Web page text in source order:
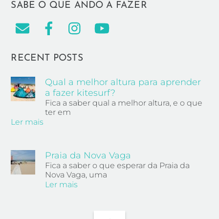
SABE O QUE ANDO A FAZER
RECENT POSTS
Qual a melhor altura para aprender
a fazer kitesurf?
Fica a saber qual a melhor altura, e o que
ter em
Ler mais
Praia da Nova Vaga
Fica a saber o que esperar da Praia da
Nova Vaga, uma
Ler mais